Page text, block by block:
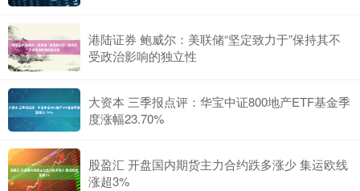
港陆证券 鲍威尔：美联储“坚定致力于”保持其不
受政治影响的独立性
大资本 三季报点评：华宝中证800地产ETF基金季
度涨幅23.70%
股盈汇 开盘国内期货主力合约跌多涨少 集运欧线
涨超3%